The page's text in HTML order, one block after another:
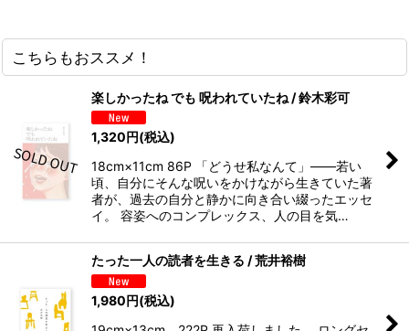
こちらもおススメ！
楽しかったね でも 呪われていたね / 鈴木彩可
1,320円(税込)
18cm×11cm 86P 「どうせ私なんて」――若い
頃、自分にそんな呪いをかけながら生きていた著
者が、過去の自分と静かに向き合い綴ったエッセ
イ。 容姿へのコンプレックス、人の目を気…
たった一人の読者を生きる / 荒井裕樹
1,980円(税込)